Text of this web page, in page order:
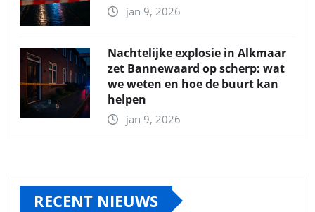
jan 9, 2026
Nachtelijke explosie in Alkmaar
zet Bannewaard op scherp: wat
we weten en hoe de buurt kan
helpen
jan 9, 2026
RECENT NIEUWS